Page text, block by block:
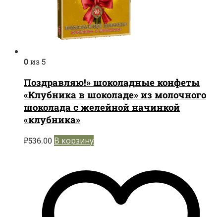
0из 5
Поздравляю!» шоколадные конфеты
«Клубника в шоколаде» из молочного
шоколада с желейной начинкой
«клубника»
₽536.00 В корзину